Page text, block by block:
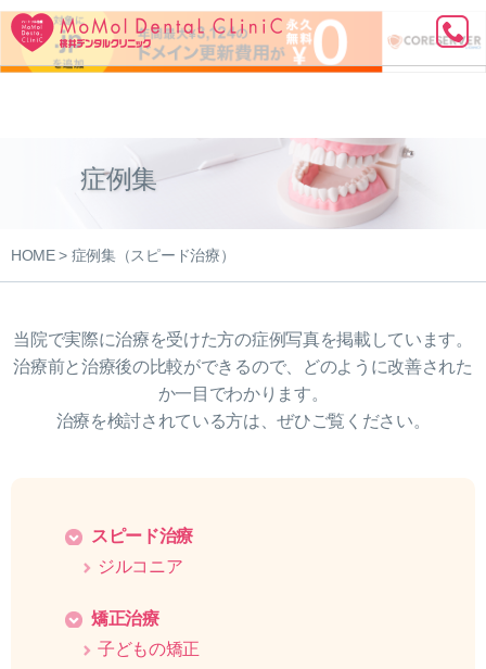
症例集
HOME> 症例集（スピード治療）
当院で実際に治療を受けた方の症例写真を掲載しています。
治療前と治療後の比較ができるので、どのように改善された
か一目でわかります。
治療を検討されている方は、ぜひご覧ください。
スピード治療
ジルコニア
矯正治療
子どもの矯正